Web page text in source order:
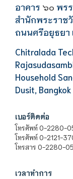
อาคาร ๖๐ พร
สำนักพระราช
ถนนศรีอยุธยา
Chitralada
Household
Dusit,
เบอร์ติดต่อ
โทรศัพท์ 0-2280-
โทรศัพท์ 0-2121-
โทรสาร 0-2280-
เวลาทำการ